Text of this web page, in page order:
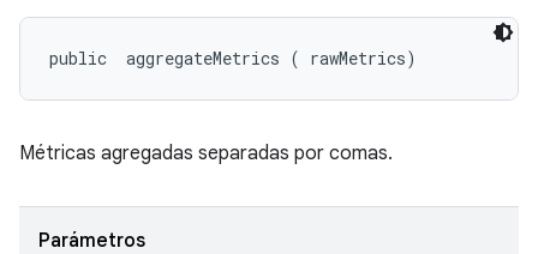
public aggregateMetrics ( rawMetrics)
Métricas agregadas separadas por comas.
Parámetros